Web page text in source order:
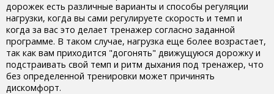
дорожек есть различные варианты и способы регуляции
нагрузки, когда вы сами регулируете скорость и темп и
когда за вас это делает тренажер согласно заданной
программе. В таком случае, нагрузка еще более возрастает,
так как вам приходится "догонять" движущуюся дорожку и
подстраивать свой темп и ритм дыхания под тренажер, что
без определенной тренировки может причинять
дискомфорт.